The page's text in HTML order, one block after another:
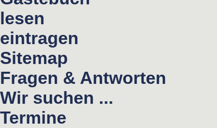
lesen
eintragen
Sitemap
Fragen & Antworten
Wir suchen ...
Termine